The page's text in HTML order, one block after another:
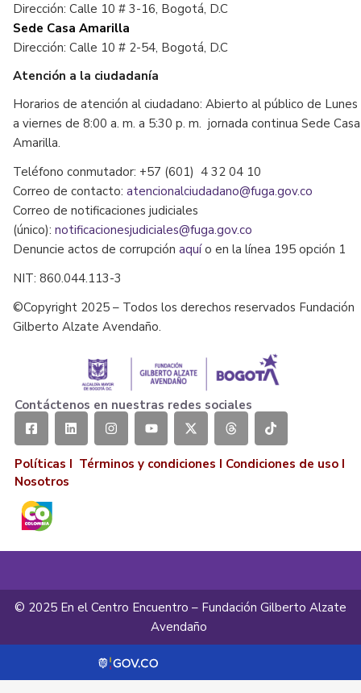
Dirección: Calle 10 # 3-16, Bogotá, D.C
Sede Casa Amarilla
Dirección: Calle 10 # 2-54, Bogotá, D.C
Atención a la ciudadanía
Horarios de atención al ciudadano: Abierto al público de Lunes
a viernes de 8:00 a. m. a 5:30 p. m. jornada continua Sede Casa
Amarilla.
Teléfono conmutador: +57 (601) 4 32 04 10
Correo de contacto: atencionalciudadano@fuga.gov.co
Correo de notificaciones judiciales
(único): notificacionesjudiciales@fuga.gov.co
Denuncie actos de corrupción aquío en la línea 195 opción 1
NIT: 860.044.113-3
©Copyright 2025 – Todos los derechos reservados Fundación
Gilberto Alzate Avendaño.
Contáctenos en nuestras redes sociales
Políticas I Términos y condiciones I Condiciones de uso I
Nosotros
© 2025 En el Centro Encuentro – Fundación Gilberto Alzate
Avendaño